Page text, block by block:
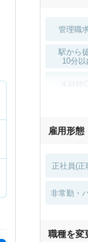
管理職
駅から
10分以
住宅手当
土日祝
積極採
雇用形態
正社員(正
非常勤・
職種を変